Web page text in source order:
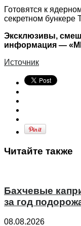
Готовятся к
секретном бункере
Эксклюзивы,
информация —
Источник
Читайте также
Бахчевые
за год
08.08.2026